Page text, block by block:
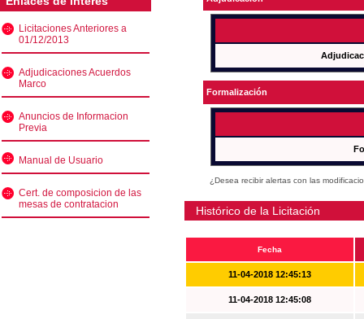
Licitaciones Anteriores a
01/12/2013
Adjudicaciones Acuerdos
Marco
Anuncios de Informacion
Previa
Manual de Usuario
Cert. de composicion de las
mesas de contratacion
Formalización
¿Desea recibir alertas con las
Histórico de la Licitación
Fecha
11-04-2018 12:45:13
11-04-2018 12:45:08